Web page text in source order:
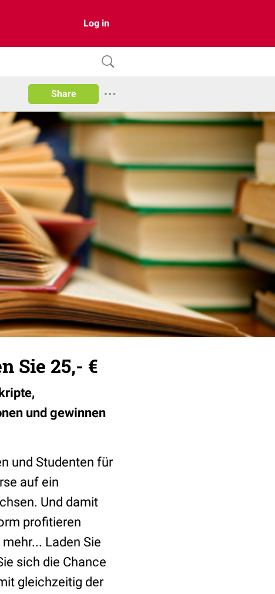
Log in
Share
Sie 25,- €
und gewinnen
und Studenten für
auf ein
Und damit
profitieren
Laden Sie
sich die Chance
gleichzeitig der